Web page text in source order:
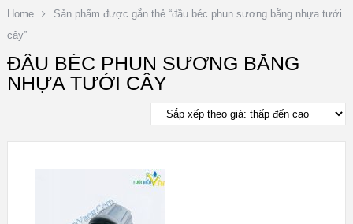
Home
Sản phẩm được gắn thẻ “đầu béc phun sương bằng nhựa tưới
cây”
ĐẦU BÉC PHUN SƯƠNG BẰNG
NHỰA TƯỚI CÂY